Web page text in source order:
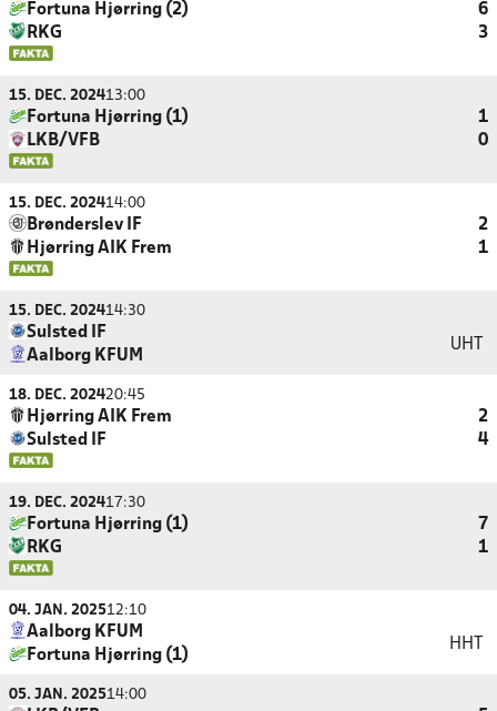
Fortuna Hjørring (2)
6
RKG
3
15. DEC. 202413:00
Fortuna Hjørring (1)
1
LKB/VFB
0
15. DEC. 202414:00
Brønderslev IF
2
Hjørring AIK Frem
1
15. DEC. 202414:30
Sulsted IF
Aalborg KFUM
UHT
18. DEC. 202420:45
Hjørring AIK Frem
2
Sulsted IF
4
19. DEC. 202417:30
Fortuna Hjørring (1)
7
RKG
1
04. JAN. 202512:10
Aalborg KFUM
Fortuna Hjørring (1)
HHT
05. JAN. 202514:00